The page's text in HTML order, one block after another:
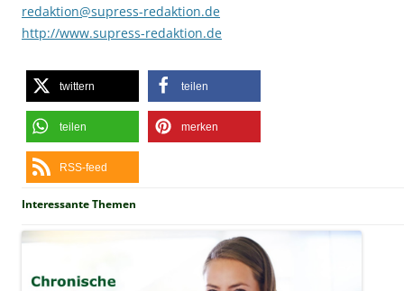
redaktion@supress-redaktion.de
http://www.supress-redaktion.de
twittern teilen
teilen merken
RSS-feed
Interessante Themen